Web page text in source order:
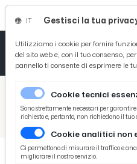
/
/
Ascoli Picchio, partenza anticipata per
Gestisci la tua
Utilizziamo i cookie per fornire
del sito web e, con il tuo consenso,
pannello ti consente di esprimere le
Cookie tecnici
Sono strettamente necessari per
richiesto e, pertanto, non richiedono il tuo
Cookie analitici non
Ci permettono di misurare il traffico e
migliorare il nostro servizio.
Tutto News
Tutto Sport
Basket
Ciclismo
Tutto Curiosità